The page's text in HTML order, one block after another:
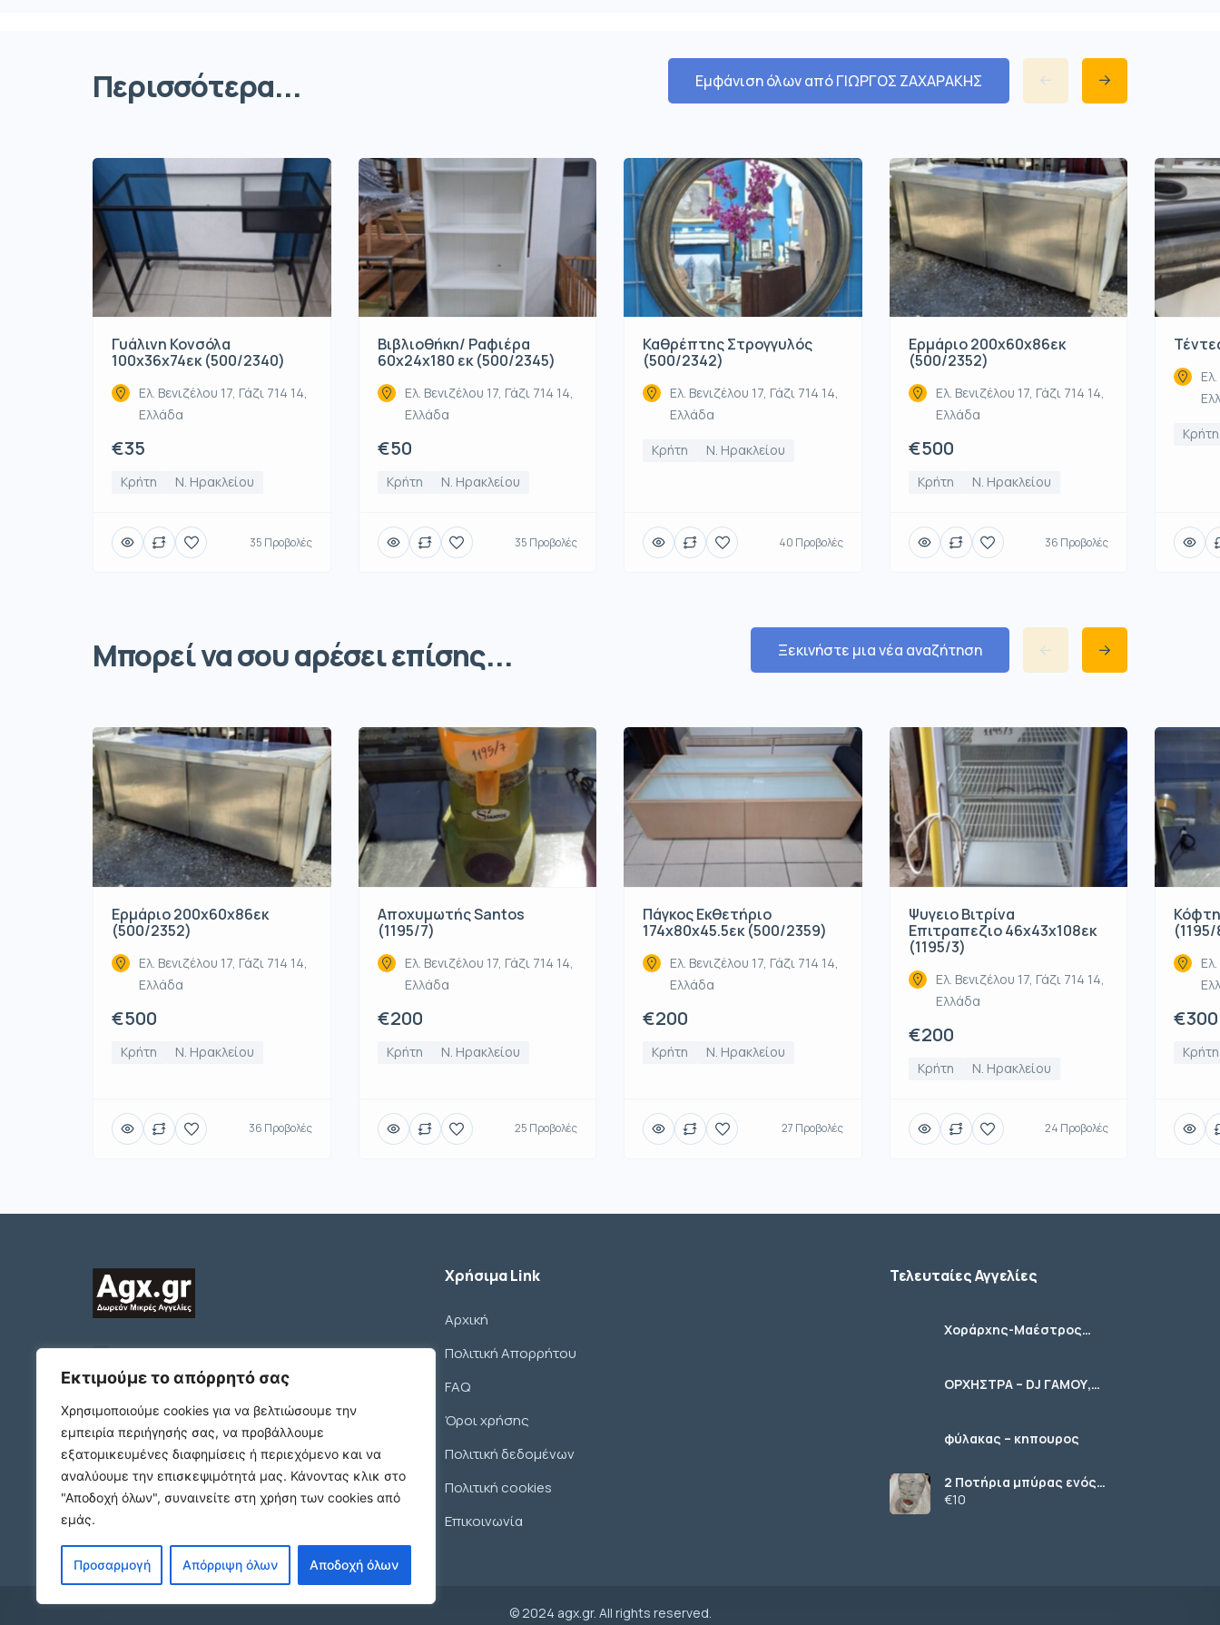
Εκτιμούμε το απόρρητό σας
Χρησιμοποιούμε cookies για να βελτιώσουμε την
εμπειρία περιήγησής σας, να προβάλλουμε
εξατομικευμένες διαφημίσεις ή περιεχόμενο και να
αναλύουμε την επισκεψιμότητά μας. Κάνοντας κλικ στο
"Αποδοχή όλων", συναινείτε στη χρήση των cookies από
εμάς.
Προσαρμογή Απόρριψη όλων Αποδοχή όλων
Περισσότερα... Εμφάνιση όλων από ΓΙΩΡΓΟΣ ΖΑΧΑΡΑΚΗΣ
Γυάλινη Κονσόλα
100x36x74εκ (500/2340)
Ελ. Βενιζέλου 17, Γάζι 714 14,
Ελλάδα
€35
Κρήτη Ν. Ηρακλείου
35 Προβολές
Βιβλιοθήκη/ Ραφιέρα
60x24x180 εκ (500/2345)
Ελ. Βενιζέλου 17, Γάζι 714 14,
Ελλάδα
€50
Κρήτη Ν. Ηρακλείου
35 Προβολές
Καθρέπτης Στρογγυλός
(500/2342)
Ελ. Βενιζέλου 17, Γάζι 714 14,
Ελλάδα
Κρήτη Ν. Ηρακλείου
40 Προβολές
Ερμάριο 200x60x86εκ
(500/2352)
Ελ. Βενιζέλου 17, Γάζι 714 14,
Ελλάδα
€500
Κρήτη Ν. Ηρακλείου
36 Προβολές
Κρήτη
Μπορεί να σου αρέσει επίσης... Ξεκινήστε μια νέα αναζήτηση
Ερμάριο 200x60x86εκ
(500/2352)
Ελ. Βενιζέλου 17, Γάζι 714 14,
Ελλάδα
€500
Κρήτη Ν. Ηρακλείου
36 Προβολές
Αποχυμωτής Santos
(1195/7)
Ελ. Βενιζέλου 17, Γάζι 714 14,
Ελλάδα
€200
Κρήτη Ν. Ηρακλείου
25 Προβολές
Πάγκος Εκθετήριο
174x80x45.5εκ (500/2359)
Ελ. Βενιζέλου 17, Γάζι 714 14,
Ελλάδα
€200
Κρήτη Ν. Ηρακλείου
27 Προβολές
Ψυγειο Βιτρίνα
Επιτραπεζιο 46x43x108εκ
(1195/3)
Ελ. Βενιζέλου 17, Γάζι 714 14,
Ελλάδα
€200
Κρήτη Ν. Ηρακλείου
24 Προβολές
€300
Κρήτη
2312132324
ΠΛΑΤΩΝΟΣ 1 Τ.Κ. 54631
support@agx.gr
Follow our social media
Χρήσιμα Link
Αρχική
Πολιτική Απορρήτου
FAQ
Όροι χρήσης
Πολιτική δεδομένων
Πολιτική cookies
Επικοινωνία
Τελευταίες Αγγελίες
Χοράρχης-Μαέστρος
Χορωδιών
ΟΡΧΗΣΤΡΑ – DJ ΓΑΜΟΥ,
ΚΟΙΝΩΝΙΚΩΝ ΕΚΔΗΛΩΣΕΩΝ
φύλακας – κηπουρος
2 Ποτήρια μπύρας ενός
λίτρου (1 L) γυάλινα με
χερούλι
€10
© 2024 agx.gr. All rights reserved.